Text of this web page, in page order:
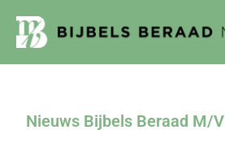
Nieuws Bijbels Beraad M/V